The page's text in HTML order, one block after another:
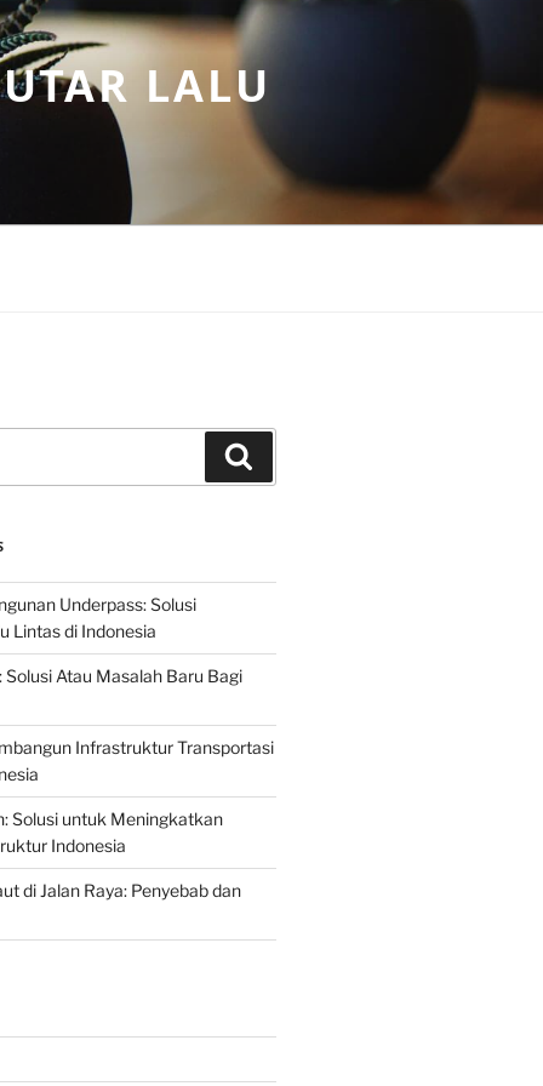
LALU
Underpass: Solusi
Lintas di Indonesia
Solusi Atau Masalah Baru Bagi
Infrastruktur Transportasi
Solusi untuk Meningkatkan
Indonesia
di Jalan Raya: Penyebab dan